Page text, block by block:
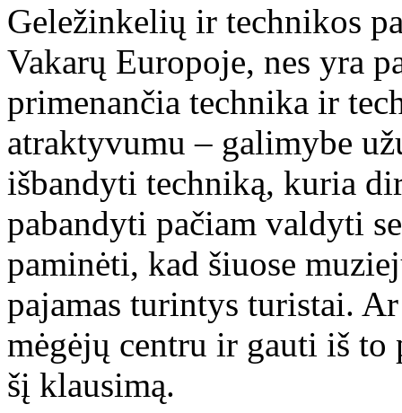
Geležinkelių ir technikos
Vakarų Europoje, nes yra
primenančia technika ir
atraktyvumu – galimybe
išbandyti techniką, kuria
pabandyti pačiam valdyti
paminėti, kad šiuose
pajamas turintys turistai.
mėgėjų centru ir gauti iš to
šį klausimą.